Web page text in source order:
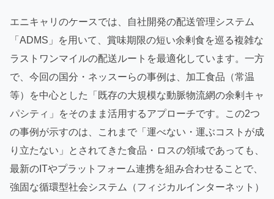
エニキャリのケースでは、自社開発の配送管理システム
「ADMS」を用いて、賞味期限の短い余剰食を巡る複雑な
ラストワンマイルの配送ルートを最適化しています。一方
で、今回の国分・ネッスーらの事例は、加工食品（常温
等）を中心とした「既存の大規模な動脈物流網の余剰キャ
パシティ」をそのまま活用するアプローチです。この2つ
の事例が示すのは、これまで「運べない・運ぶコストが成
り立たない」とされてきた食品・ロスの領域であっても、
最新のITやプラットフォーム連携を組み合わせることで、
強固な循環型社会システム（フィジカルインターネット）